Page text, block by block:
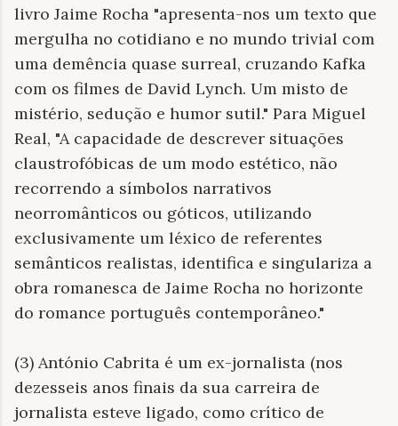
livro Jaime Rocha "apresenta-nos um texto que
mergulha no cotidiano e no mundo trivial com
uma demência quase surreal, cruzando Kafka
com os filmes de David Lynch. Um misto de
mistério, sedução e humor sutil." Para Miguel
Real, "A capacidade de descrever situações
claustrofóbicas de um modo estético, não
recorrendo a símbolos narrativos
neorromânticos ou góticos, utilizando
exclusivamente um léxico de referentes
semânticos realistas, identifica e singulariza a
obra romanesca de Jaime Rocha no horizonte
do romance português contemporâneo."
(3) António Cabrita é um ex-jornalista (nos
dezesseis anos finais da sua carreira de
jornalista esteve ligado, como crítico de